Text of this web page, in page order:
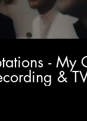
- My
&
HD